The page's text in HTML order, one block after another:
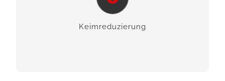
Keim­­reduzierung
Schimmelpilz und sorgen für gesunde
Verhältnisse.